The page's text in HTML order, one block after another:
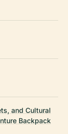
and Cultural
Backpack